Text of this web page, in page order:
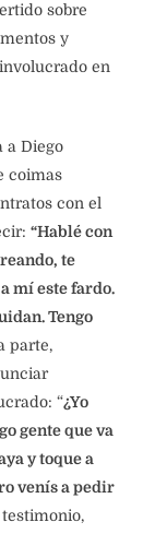
sobre
y
en
a Diego
coimas
con el
“Hablé con
te
mí este fardo.
Tengo
parte,
“¿Yo
gente que va
y toque a
venís a pedir
testimonio,